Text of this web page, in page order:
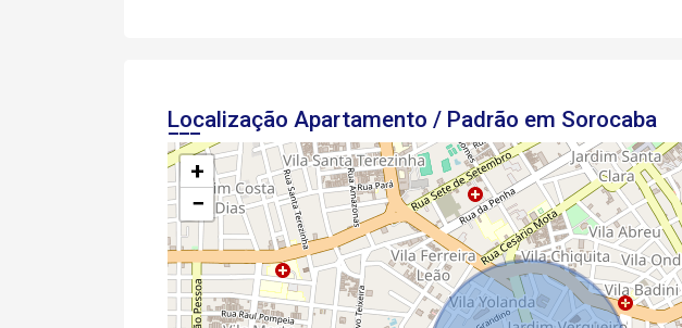
Localização Apartamento / Padrão em Sorocaba
+
−